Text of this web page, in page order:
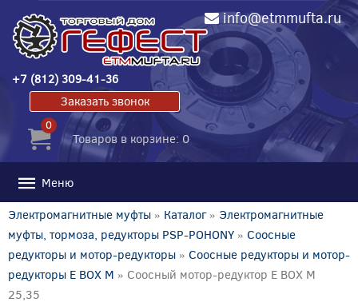
info@etmmufta.ru
+7 (812) 309-41-36
Заказать звонок
0
Товаров в корзине: 0
Меню
Электромагнитные муфты » Каталог» Электромагнитные
муфты, тормоза, редукторы PSP-POHONY » Соосные
редукторы и мотор-редукторы » Соосные редукторы и мотор-
редукторы E BOX M » Соосный мотор-редуктор E BOX M
25,35